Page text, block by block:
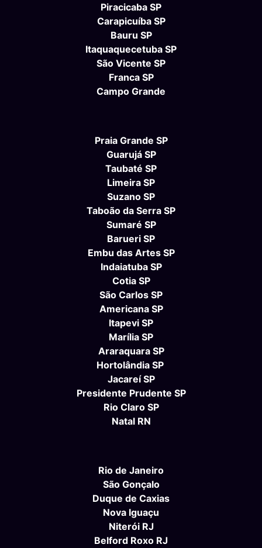
Piracicaba SP
Carapicuíba SP
Bauru SP
Itaquaquecetuba SP
São Vicente SP
Franca SP
Campo Grande
Praia Grande SP
Guarujá SP
Taubaté SP
Limeira SP
Suzano SP
Taboão da Serra SP
Sumaré SP
Barueri SP
Embu das Artes SP
Indaiatuba SP
Cotia SP
São Carlos SP
Americana SP
Itapevi SP
Marília SP
Araraquara SP
Hortolândia SP
Jacareí SP
Presidente Prudente SP
Rio Claro SP
Natal RN
Rio de Janeiro
São Gonçalo
Duque de Caxias
Nova Iguaçu
Niterói RJ
Belford Roxo RJ